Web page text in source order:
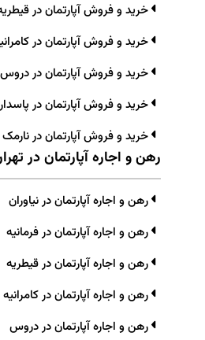
خرید و فروش آپارتمان در
خرید و فروش آپارتمان در
خرید و فروش آپارتمان در دروس
خرید و فروش آپارتمان در
خرید و فروش آپارتمان در نارمک
رهن و اجاره آپارتمان در
رهن و اجاره آپارتمان در نیاوران
رهن و اجاره آپارتمان در فرمانیه
رهن و اجاره آپارتمان در قیطریه
رهن و اجاره آپارتمان در کامرانیه
رهن و اجاره آپارتمان در دروس